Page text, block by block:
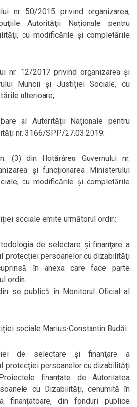
nr. 50/2015 privind organizarea,
Autorităţii Naţionale pentru
cu modificările şi completările
nr. 12/2017 privind organizarea şi
Muncii și Justiției Sociale, cu
ulterioare;
al Autorității Naționale pentru
nr. 3166/SPP/27.03.2019;
(3) din Hotărârea Guvernului nr.
și funcționarea Ministerului
cu modificările şi completările
sociale emite următorul ordin:
de selectare şi finanţare a
protecţiei persoanelor cu dizabilităţi
în anexa care face parte
ordin.
se publică în Monitorul Oficial al
sociale Marius-Constantin Budăi
de selectare şi finanţare a
protecţiei persoanelor cu dizabilităţi
finanțate de Autoritatea
cu Dizabilități, denumită în
finanțatoare, din fonduri publice